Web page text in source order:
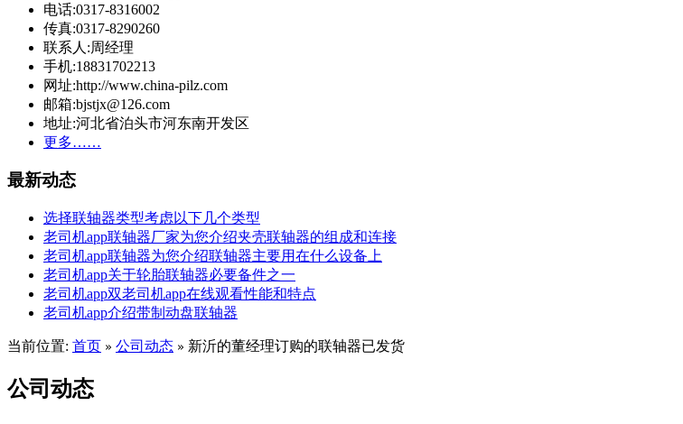
电话:0317-8316002
传真:0317-8290260
联系人:周经理
手机:18831702213
网址:http://www.china-pilz.com
邮箱:bjstjx@126.com
地址:河北省泊头市河东南开发区
更多……
最新动态
选择联轴器类型考虑以下几个类型
老司机app联轴器厂家为您介绍夹壳联轴器的组成和连接
老司机app联轴器为您介绍联轴器主要用在什么设备上
老司机app关于轮胎联轴器必要备件之一
老司机app双老司机app在线观看性能和特点
老司机app介绍带制动盘联轴器
当前位置: 首页 » 公司动态 » 新沂的董经理订购的联轴器已发货
公司动态